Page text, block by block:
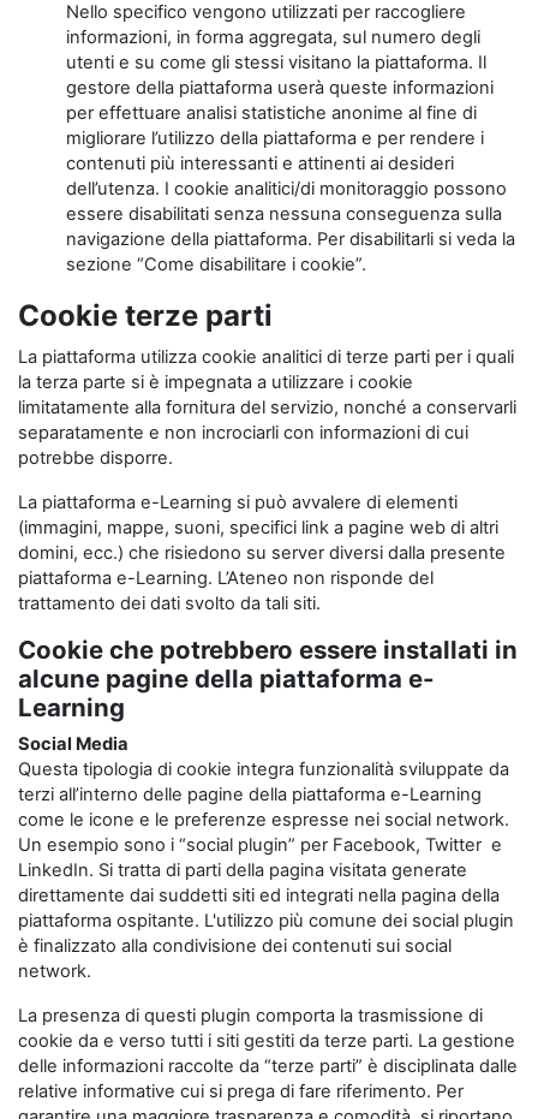
Nello specifico vengono utilizzati per raccogliere
informazioni, in forma aggregata, sul numero degli
utenti e su come gli stessi visitano la piattaforma. Il
gestore della piattaforma userà queste informazioni
per effettuare analisi statistiche anonime al fine di
migliorare l’utilizzo della piattaforma e per rendere i
contenuti più interessanti e attinenti ai desideri
dell’utenza. I cookie analitici/di monitoraggio possono
essere disabilitati senza nessuna conseguenza sulla
navigazione della piattaforma. Per disabilitarli si veda la
sezione “Come disabilitare i cookie”.
Cookie terze parti
La piattaforma utilizza cookie analitici di terze parti per i quali
la terza parte si è impegnata a utilizzare i cookie
limitatamente alla fornitura del servizio, nonché a conservarli
separatamente e non incrociarli con informazioni di cui
potrebbe disporre.
La piattaforma e-Learning si può avvalere di elementi
(immagini, mappe, suoni, specifici link a pagine web di altri
domini, ecc.) che risiedono su server diversi dalla presente
piattaforma e-Learning. L’Ateneo non risponde del
trattamento dei dati svolto da tali siti.
Cookie che potrebbero essere installati in
alcune pagine della piattaforma e-
Learning
Social Media
Questa tipologia di cookie integra funzionalità sviluppate da
terzi all’interno delle pagine della piattaforma e-Learning
come le icone e le preferenze espresse nei social network.
Un esempio sono i “social plugin” per Facebook, Twitter e
LinkedIn. Si tratta di parti della pagina visitata generate
direttamente dai suddetti siti ed integrati nella pagina della
piattaforma ospitante. L'utilizzo più comune dei social plugin
è finalizzato alla condivisione dei contenuti sui social
network.
La presenza di questi plugin comporta la trasmissione di
cookie da e verso tutti i siti gestiti da terze parti. La gestione
delle informazioni raccolte da “terze parti” è disciplinata dalle
relative informative cui si prega di fare riferimento. Per